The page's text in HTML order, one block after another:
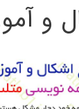
و